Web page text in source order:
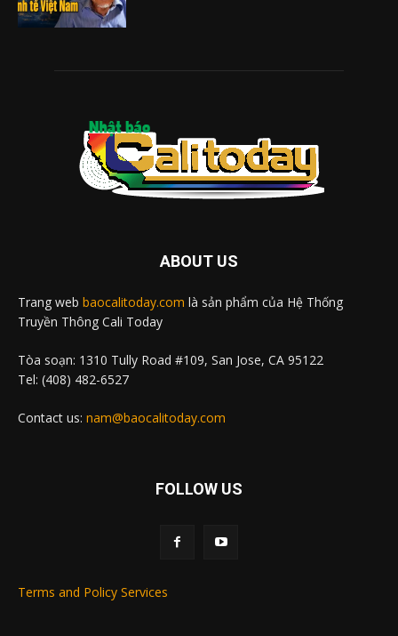
ABOUT US
Trang web baocalitoday.com là sản phẩm của Hệ Thống
Truyền Thông Cali Today
Tòa soạn: 1310 Tully Road #109, San Jose, CA 95122
Tel: (408) 482-6527
Contact us: nam@baocalitoday.com
FOLLOW US
Terms and Policy Services